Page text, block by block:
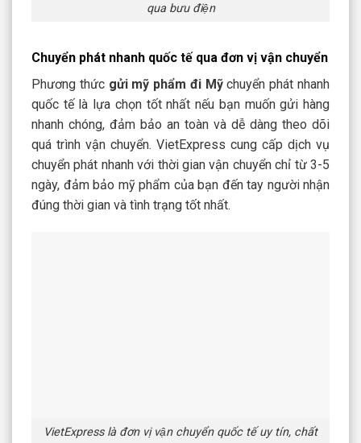
qua bưu điện
Chuyển phát nhanh quốc tế qua đơn vị vận chuyển
Phương thức gửi mỹ phẩm đi Mỹchuyển phát nhanh
quốc tếlà lựa chọn tốt nhất nếu bạn muốn gửi hàng
nhanh chóng, đảm bảo an toàn và dễ dàng theo dõi
quá trình vận chuyển. VietExpress cung cấp dịch vụ
chuyển phát nhanh với thời gian vận chuyển chỉ từ 3-5
ngày, đảm bảo mỹ phẩm của bạn đến tay người nhận
đúng thời gian và tình trạng tốt nhất.
VietExpress là đơn vị vận chuyển quốc tế uy tín, chất